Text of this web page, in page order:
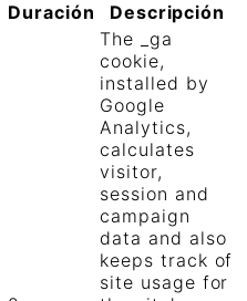
Duración Descripción
The _ga
cookie,
installed by
Google
Analytics,
calculates
visitor,
session and
campaign
data and also
keeps track of
site usage for